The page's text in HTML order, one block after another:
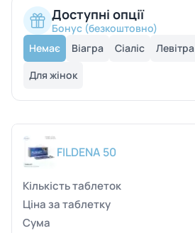
Доступні опції
Бонус (безкоштовно)
Немає
Віагра Сіаліс Левітра
Для жінок
FILDENA 50